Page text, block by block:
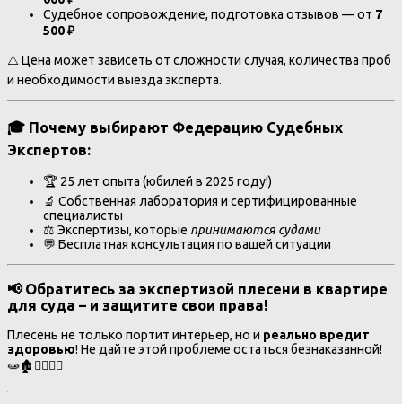
Судебное сопровождение, подготовка отзывов — от 7
500 ₽
⚠️ Цена может зависеть от сложности случая, количества проб
и необходимости выезда эксперта.
🎓 Почему выбирают Федерацию Судебных
Экспертов:
🏆 25 лет опыта (юбилей в 2025 году!)
🔬 Собственная лаборатория и сертифицированные
специалисты
⚖️ Экспертизы, которые принимаются судами
💬 Бесплатная консультация по вашей ситуации
📢 Обратитесь за экспертизой плесени в квартире
для суда – и защитите свои права!
Плесень не только портит интерьер, но и реально вредит
здоровью! Не дайте этой проблеме остаться безнаказанной!
🧫🏚️👩‍⚕️👨‍⚖️